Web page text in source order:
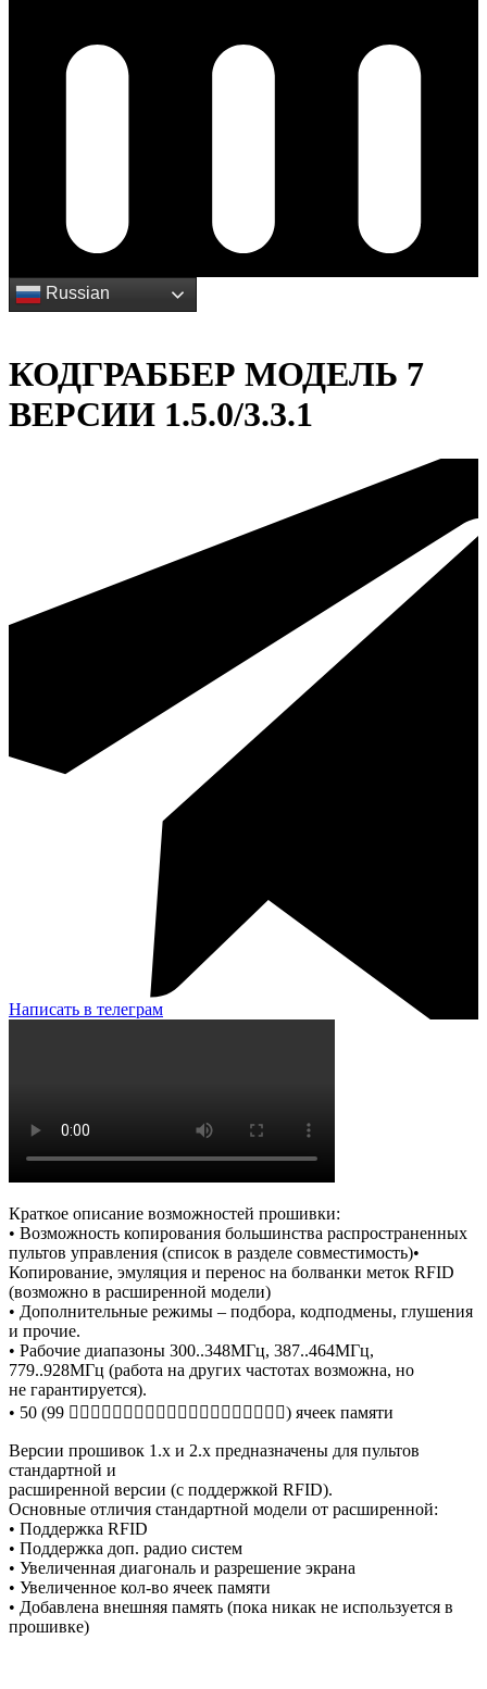
Russian
КОДГРАББЕР МОДЕЛЬ 7
ВЕРСИИ 1.5.0/3.3.1
Написать в телеграм
Краткое описание возможностей прошивки:
• Возможность копирования большинства распространенных
пультов управления (список в разделе совместимость)•
Копирование, эмуляция и перенос на болванки меток RFID
(возможно в расширенной модели)
• Дополнительные режимы – подбора, кодподмены, глушения
и прочие.
• Рабочие диапазоны 300..348МГц, 387..464МГц,
779..928МГц (работа на других частотах возможна, но
не гарантируется).
• 50 (99 􀉜􀀃􀉪􀉚􀉫􀉲􀉢􀉪􀉟􀉧􀉧􀉨􀉣􀀃􀉦􀉨􀉞􀉟􀉥􀉢) ячеек памяти
Версии прошивок 1.х и 2.х предназначены для пультов
стандартной и
расширенной версии (с поддержкой RFID).
Основные отличия стандартной модели от расширенной:
• Поддержка RFID
• Поддержка доп. радио систем
• Увеличенная диагональ и разрешение экрана
• Увеличенное кол-во ячеек памяти
• Добавлена внешняя память (пока никак не используется в
прошивке)